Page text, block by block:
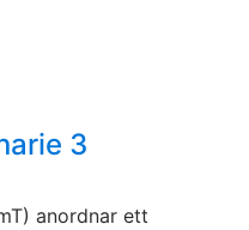
3
anordnar ett